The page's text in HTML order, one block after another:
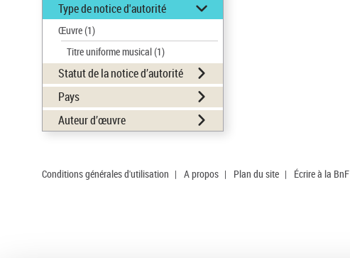
Type de notice d'autorité
Œuvre(1)
Titre uniforme musical(1)
Statut de la notice d’autorité
Pays
Auteur d’œuvre
Conditions générales d'utilisation | A propos | Plan du site | Écrire à la BnF